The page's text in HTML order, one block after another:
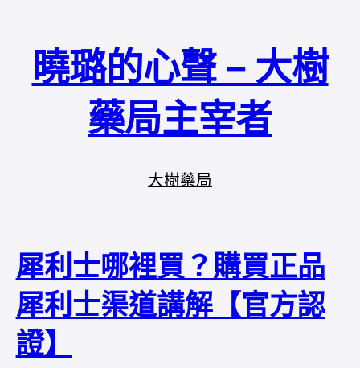
曉璐的心聲 – 大樹
藥局主宰者
大樹藥局
犀利士哪裡買？購買正品
犀利士渠道講解【官方認
證】